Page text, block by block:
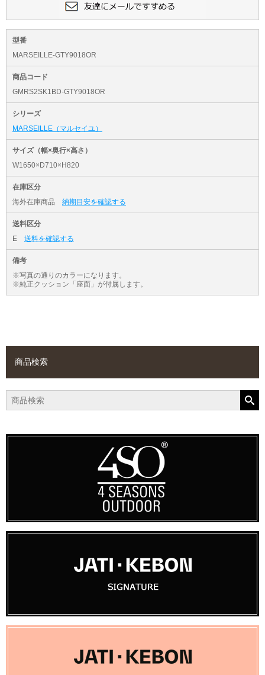
型番
MARSEILLE-GTY9018OR
商品コード
GMRS2SK1BD-GTY9018OR
シリーズ
MARSEILLE（マルセイユ）
サイズ（幅×奥行×高さ）
W1650×D710×H820
在庫区分
海外在庫商品 納期目安を確認する
送料区分
E 送料を確認する
備考
※写真の通りのカラーになります。
※純正クッション「座面」が付属します。
商品検索